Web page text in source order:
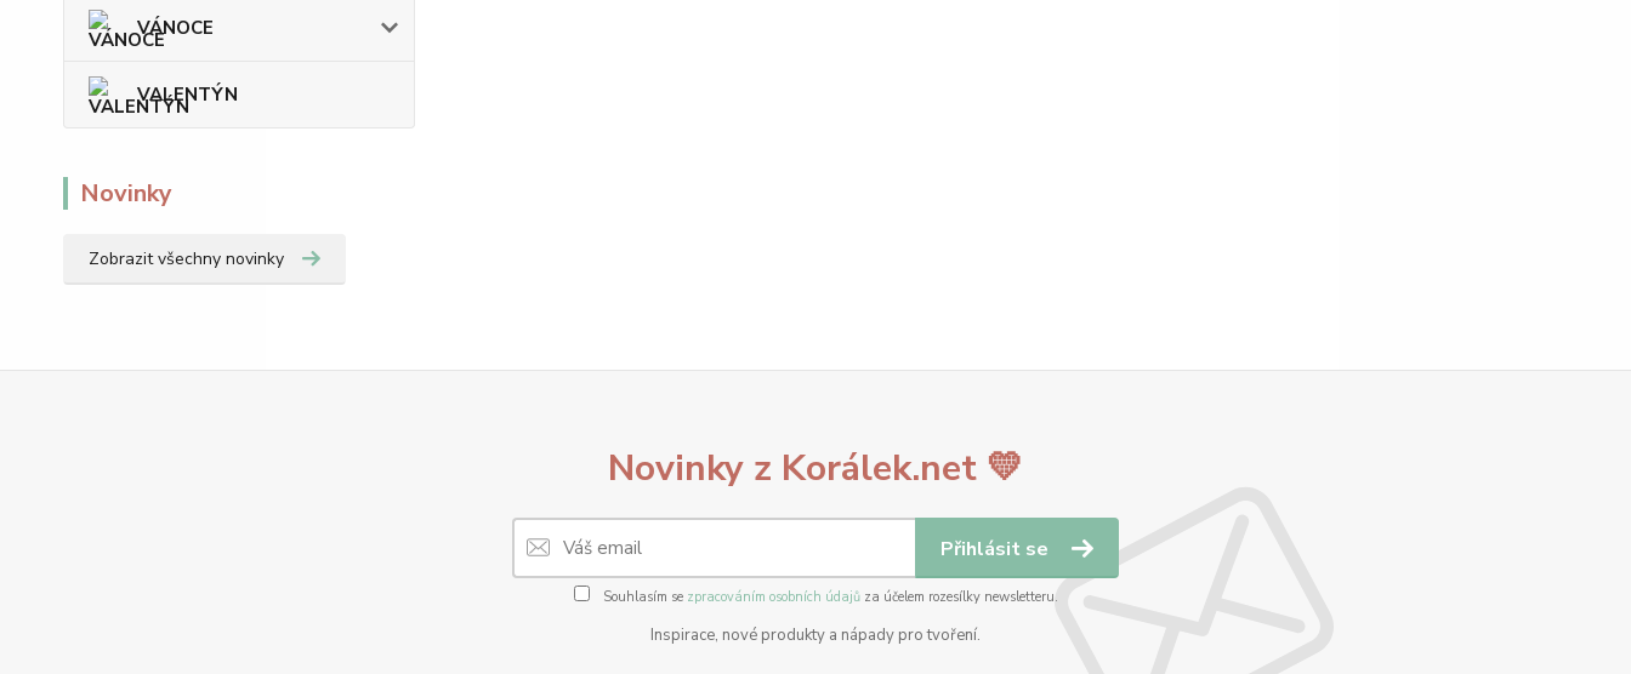
VÁNOCE
VALENTÝN
Novinky
Zobrazit všechny novinky
Novinky z Korálek.net 💛
Přihlásit se
Souhlasím se zpracováním osobních údajůza účelem rozesílky newsletteru.
Inspirace, nové produkty a nápady pro tvoření.